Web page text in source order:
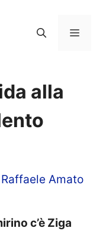
Menu
alla
Raffaele Amato
c’è Ziga